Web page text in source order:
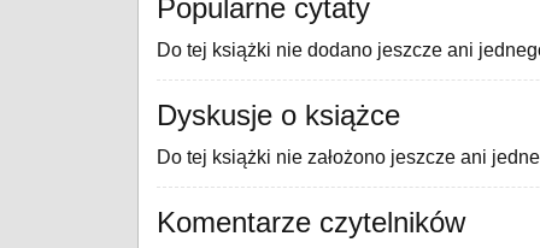
Popularne cytaty
Do tej książki nie dodano jeszcze ani
Dyskusje o książce
Do tej książki nie założono jeszcze ani
Komentarze czytelników